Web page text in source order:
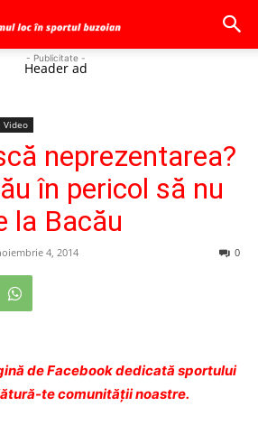
- Publicitate -
Header ad
Video
neprezentarea?
în pericol să nu
la Bacău
4, 2014 0
de Facebook dedicată sportului
te comunității noastre.